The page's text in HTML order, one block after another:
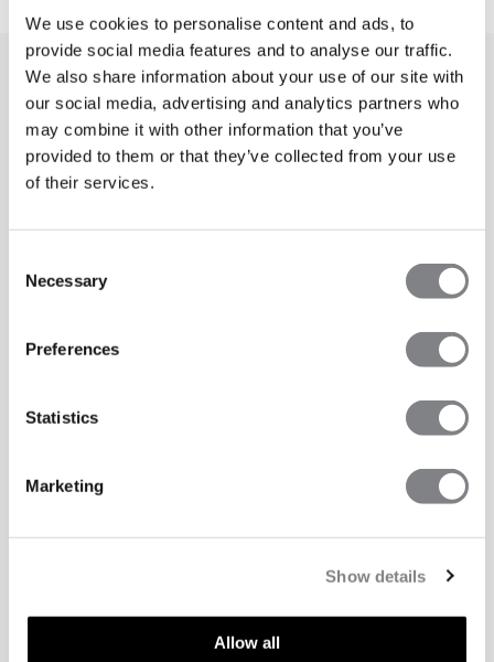
We use cookies to personalise content and ads, to
provide social media features and to analyse our traffic.
We also share information about your use of our site with
our social media, advertising and analytics partners who
may combine it with other information that you’ve
provided to them or that they’ve collected from your use
of their services.
Selection
Necessary
Preferences
Statistics
Marketing
Show details
Allow all